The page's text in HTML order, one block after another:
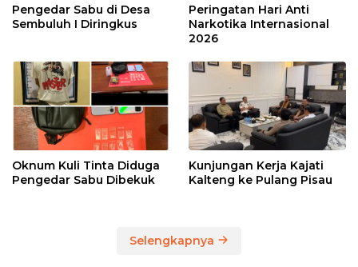
Pengedar Sabu di Desa
Sembuluh I Diringkus
Peringatan Hari Anti
Narkotika Internasional
2026
Oknum Kuli Tinta Diduga
Pengedar Sabu Dibekuk
Kunjungan Kerja Kajati
Kalteng ke Pulang Pisau
Selengkapnya